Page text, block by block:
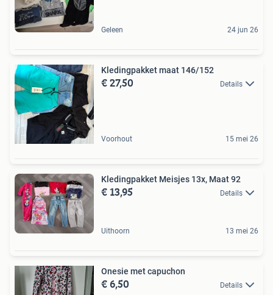
Geleen 24 jun 26
Kledingpakket maat 146/152
€ 27,50 Details
Voorhout 15 mei 26
Kledingpakket Meisjes 13x, Maat 92
€ 13,95 Details
Uithoorn 13 mei 26
Onesie met capuchon
€ 6,50 Details